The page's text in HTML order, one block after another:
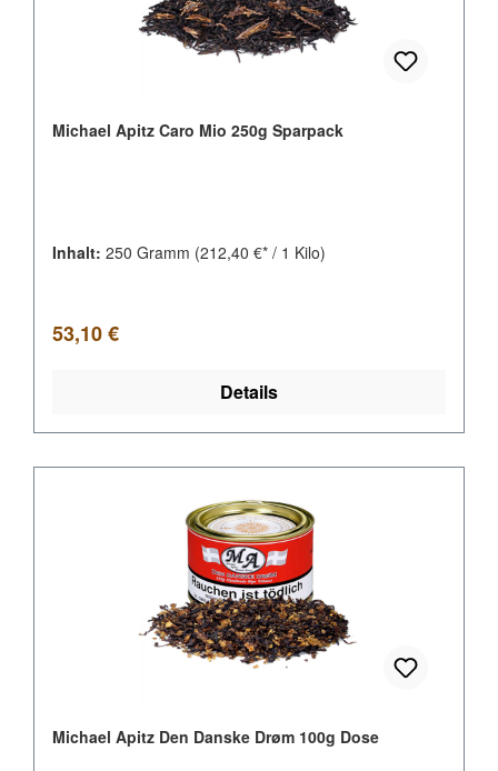
Michael Apitz Caro Mio 250g Sparpack
Inhalt: 250 Gramm (212,40 €* / 1 Kilo)
Regulärer Preis:
53,10 €
Details
Michael Apitz Den Danske Drøm 100g Dose